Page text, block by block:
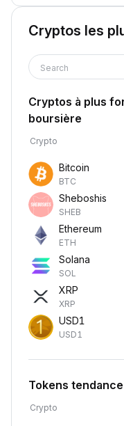
Cryptos les
Search
Cryptos à plus
boursière
Crypto
Bitcoin
BTC
Sheboshis
SHEB
Ethereum
ETH
Solana
SOL
XRP
XRP
USD1
USD1
Tokens tendance
Crypto